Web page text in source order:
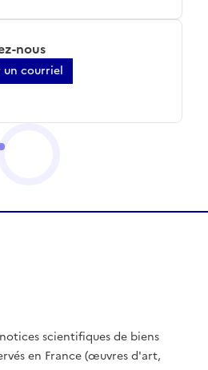
nous
un courriel
scientifiques de biens
en France (œuvres d'art,